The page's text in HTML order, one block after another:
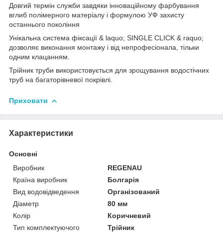
Довгий термін служби завдяки інноваційному фарбування
вглиб полімерного матеріалу і формулою УФ захисту
останнього покоління
Унікальна система фіксації & laquo; SINGLE CLICK & raquo;
дозволяє виконання монтажу і від непрофесіонала, тільки
одним клацанням.
Трійник труби використовується для зрощування водостічних
труб на багаторівневої покрівлі.
Приховати
Характеристики
Основні
Виробник
REGENAU
Країна виробник
Болгарія
Вид водовідведення
Організований
Діаметр
80 мм
Колір
Коричневий
Тип комплектуючого
Трійник